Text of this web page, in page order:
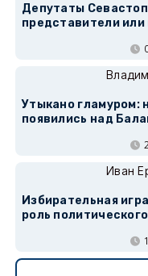
Депутаты
представители
Утыкано
появились над
Иван
Избирательная
роль